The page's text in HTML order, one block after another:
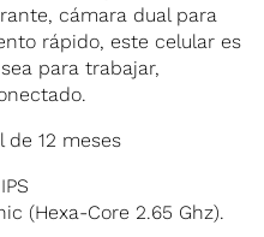
cámara dual para
rápido, este celular es
para trabajar,
de 12 meses
(Hexa-Core 2.65 Ghz).